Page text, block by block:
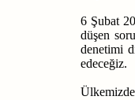
6 Şubat
düşen
denetimi
edeceğiz.